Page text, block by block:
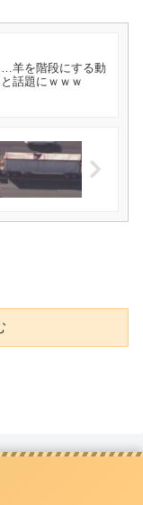
…羊を階段にする動
話題にｗｗｗ